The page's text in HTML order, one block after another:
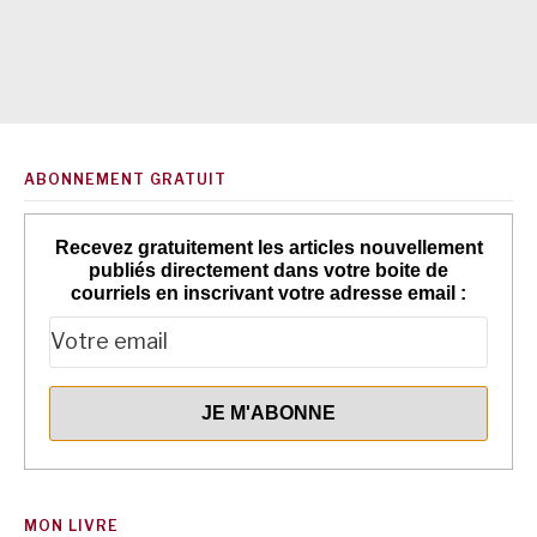
ABONNEMENT GRATUIT
Recevez gratuitement les articles nouvellement
publiés directement dans votre boite de
courriels en inscrivant votre adresse email :
MON LIVRE